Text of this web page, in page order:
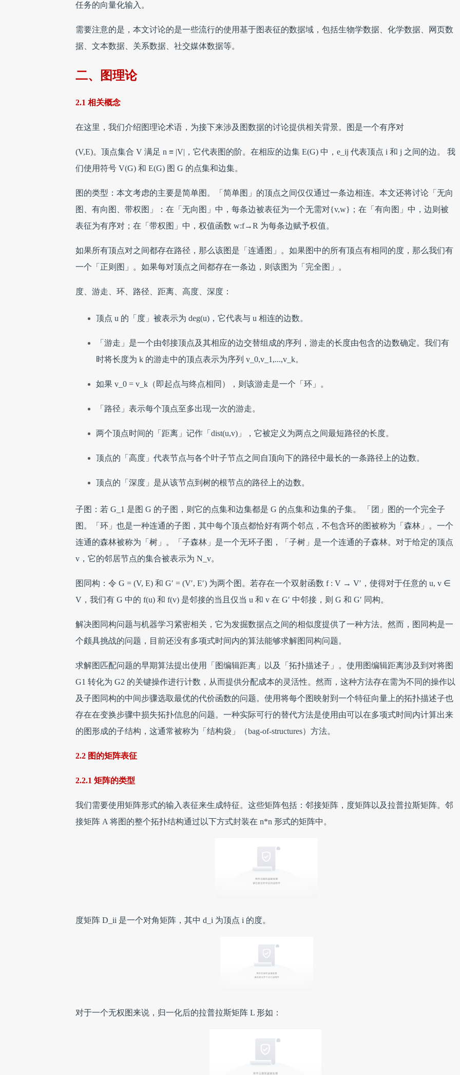
任务的向量化输入。
需要注意的是，本文讨论的是一些流行的使用基于图表征的数据域，包括生物学数据、化学数据、网页数
据、文本数据、关系数据、社交媒体数据等。
二、图理论
2.1 相关概念
在这里，我们介绍图理论术语，为接下来涉及图数据的讨论提供相关背景。图是一个有序对
(V,E)。顶点集合 V 满足 n ≡ |V|，它代表图的阶。在相应的边集 E(G) 中，e_ij 代表顶点 i 和 j 之间的边。 我
们使用符号 V(G) 和 E(G) 图 G 的点集和边集。
图的类型：本文考虑的主要是简单图。「简单图」的顶点之间仅仅通过一条边相连。本文还将讨论「无向
图、有向图、带权图」：在「无向图」中，每条边被表征为一个无需对{v,w}；在「有向图」中，边则被
表征为有序对；在「带权图」中，权值函数 w:f→R 为每条边赋予权值。
如果所有顶点对之间都存在路径，那么该图是「连通图」。如果图中的所有顶点有相同的度，那么我们有
一个「正则图」。如果每对顶点之间都存在一条边，则该图为「完全图」。
度、游走、环、路径、距离、高度、深度：
顶点 u 的「度」被表示为 deg(u)，它代表与 u 相连的边数。
「游走」是一个由邻接顶点及其相应的边交替组成的序列，游走的长度由包含的边数确定。我们有
时将长度为 k 的游走中的顶点表示为序列 v_0,v_1,...,v_k。
如果 v_0 = v_k（即起点与终点相同），则该游走是一个「环」。
「路径」表示每个顶点至多出现一次的游走。
两个顶点时间的「距离」记作「dist(u,v)」，它被定义为两点之间最短路径的长度。
顶点的「高度」代表节点与各个叶子节点之间自顶向下的路径中最长的一条路径上的边数。
顶点的「深度」是从该节点到树的根节点的路径上的边数。
子图：若 G_1 是图 G 的子图，则它的点集和边集都是 G 的点集和边集的子集。 「团」图的一个完全子
图。「环」也是一种连通的子图，其中每个顶点都恰好有两个邻点，不包含环的图被称为「森林」。一个
连通的森林被称为「树」。「子森林」是一个无环子图，「子树」是一个连通的子森林。对于给定的顶点
v，它的邻居节点的集合被表示为 N_v。
图同构：令 G = (V, E) 和 G′ = (V′, E′) 为两个图。若存在一个双射函数 f : V → V′，使得对于任意的 u, v ∈
V，我们有 G 中的 f(u) 和 f(v) 是邻接的当且仅当 u 和 v 在 G′ 中邻接，则 G 和 G′ 同构。
解决图同构问题与机器学习紧密相关，它为发掘数据点之间的相似度提供了一种方法。然而，图同构是一
个颇具挑战的问题，目前还没有多项式时间内的算法能够求解图同构问题。
求解图匹配问题的早期算法提出使用「图编辑距离」以及「拓扑描述子」。使用图编辑距离涉及到对将图
G1 转化为 G2 的关键操作进行计数，从而提供分配成本的灵活性。然而，这种方法存在需为不同的操作以
及子图同构的中间步骤选取最优的代价函数的问题。使用将每个图映射到一个特征向量上的拓扑描述子也
存在在变换步骤中损失拓扑信息的问题。一种实际可行的替代方法是使用由可以在多项式时间内计算出来
的图形成的子结构，这通常被称为「结构袋」（bag-of-structures）方法。
2.2 图的矩阵表征
2.2.1 矩阵的类型
我们需要使用矩阵形式的输入表征来生成特征。这些矩阵包括：邻接矩阵，度矩阵以及拉普拉斯矩阵。邻
接矩阵 A 将图的整个拓扑结构通过以下方式封装在 n*n 形式的矩阵中。
度矩阵 D_ii 是一个对角矩阵，其中 d_i 为顶点 i 的度。
对于一个无权图来说，归一化后的拉普拉斯矩阵 L 形如：